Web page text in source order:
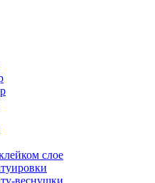
слое
веснушки